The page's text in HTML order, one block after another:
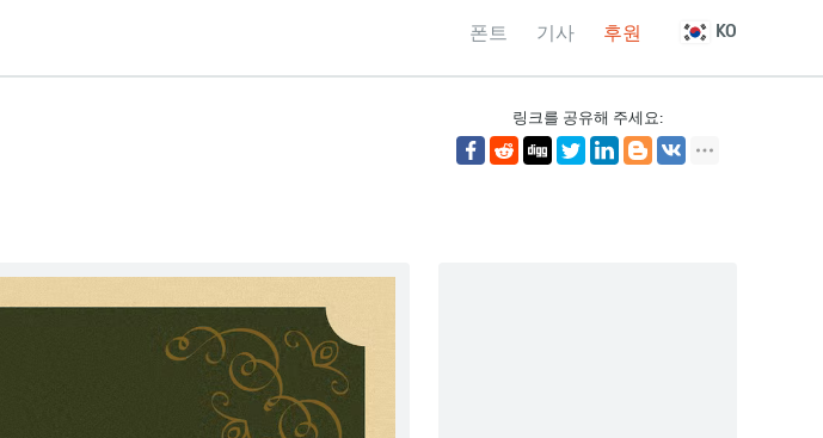
폰트 기사 후원 KO
링크를 공유해 주세요: